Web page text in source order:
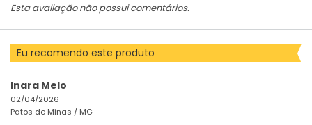
Esta avaliação não possui comentários.
Eu recomendo este produto
Inara Melo
02/04/2026
Patos de Minas / MG